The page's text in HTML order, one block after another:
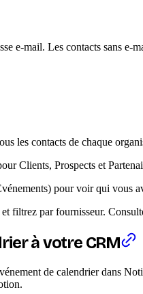
e-mail. Les contacts sans
les contacts de chaque
Clients, Prospects et
pour voir qui vous
filtrez par fournisseur.
à votre CRM
de calendrier dans